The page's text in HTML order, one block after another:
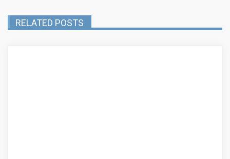
RELATED POSTS